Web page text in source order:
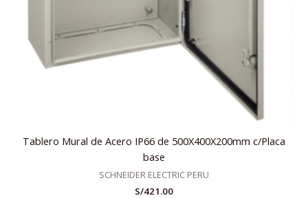
Tablero Mural de Acero IP66 de 500X400X200mm c/Placa
base
SCHNEIDER ELECTRIC PERU
S/421.00